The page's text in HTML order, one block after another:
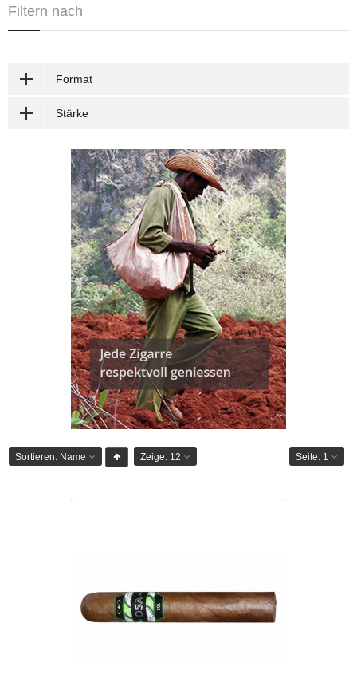
Filtern nach
Format
Stärke
Sortieren: Name Zeige: 12 Seite: 1
Ringmass: 50
Länge: 12.7
mittelkräftig